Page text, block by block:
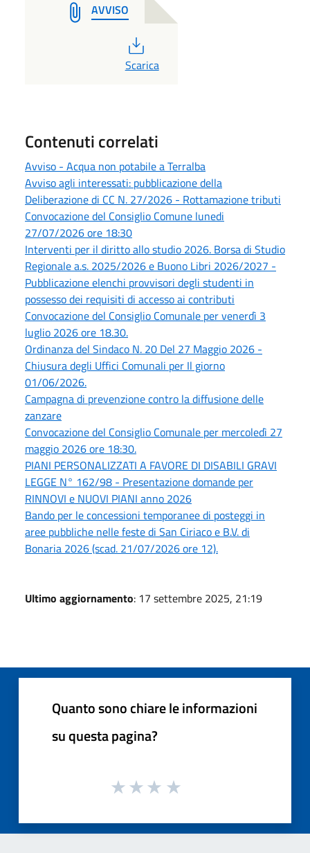
AVVISO
PDF
Scarica
Contenuti correlati
Avviso - Acqua non potabile a Terralba
Avviso agli interessati: pubblicazione della
Deliberazione di CC N. 27/2026 - Rottamazione tributi
Convocazione del Consiglio Comune lunedi
27/07/2026 ore 18:30
Interventi per il diritto allo studio 2026. Borsa di Studio
Regionale a.s. 2025/2026 e Buono Libri 2026/2027 -
Pubblicazione elenchi provvisori degli studenti in
possesso dei requisiti di accesso ai contributi
Convocazione del Consiglio Comunale per venerdì 3
luglio 2026 ore 18.30.
Ordinanza del Sindaco N. 20 Del 27 Maggio 2026 -
Chiusura degli Uffici Comunali per Il giorno
01/06/2026.
Campagna di prevenzione contro la diffusione delle
zanzare
Convocazione del Consiglio Comunale per mercoledì 27
maggio 2026 ore 18:30.
PIANI PERSONALIZZATI A FAVORE DI DISABILI GRAVI
LEGGE N° 162/98 - Presentazione domande per
RINNOVI e NUOVI PIANI anno 2026
Bando per le concessioni temporanee di posteggi in
aree pubbliche nelle feste di San Ciriaco e B.V. di
Bonaria 2026 (scad. 21/07/2026 ore 12).
Ultimo aggiornamento: 17 settembre 2025, 21:19
Quanto sono chiare le informazioni
su questa pagina?